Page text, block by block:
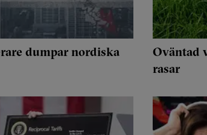
dumpar nordiska
Oväntad
rasar